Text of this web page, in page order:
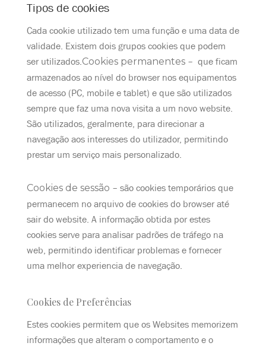
Tipos de cookies
Cada cookie utilizado tem uma função e uma data de
validade. Existem dois grupos cookies que podem
ser utilizados. Cookies permanentes – que ficam
armazenados ao nível do browser nos equipamentos
de acesso (PC, mobile e tablet) e que são utilizados
sempre que faz uma nova visita a um novo website.
São utilizados, geralmente, para direcionar a
navegação aos interesses do utilizador, permitindo
prestar um serviço mais personalizado.
Cookies de sessão – são cookies temporários que
permanecem no arquivo de cookies do browser até
sair do website. A informação obtida por estes
cookies serve para analisar padrões de tráfego na
web, permitindo identificar problemas e fornecer
uma melhor experiencia de navegação.
Cookies de Preferências
Estes cookies permitem que os Websites memorizem
informações que alteram o comportamento e o